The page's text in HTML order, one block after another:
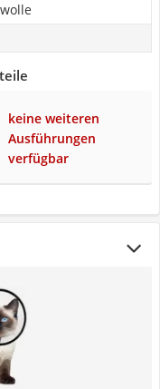
keine weiteren
Ausführungen
verfügbar